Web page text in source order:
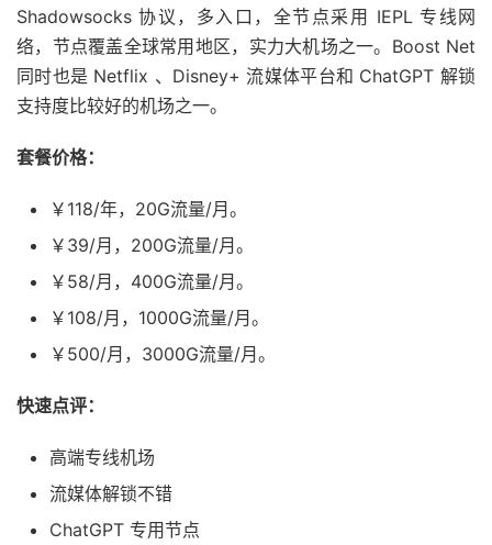
Shadowsocks 协议，多入口，全节点采用 IEPL 专线网
络，节点覆盖全球常用地区，实力大机场之一。Boost Net
同时也是 Netflix 、Disney+ 流媒体平台和 ChatGPT 解锁
支持度比较好的机场之一。
套餐价格：
￥118/年，20G流量/月。
￥39/月，200G流量/月。
￥58/月，400G流量/月。
￥108/月，1000G流量/月。
￥500/月，3000G流量/月。
快速点评：
高端专线机场
流媒体解锁不错
ChatGPT 专用节点